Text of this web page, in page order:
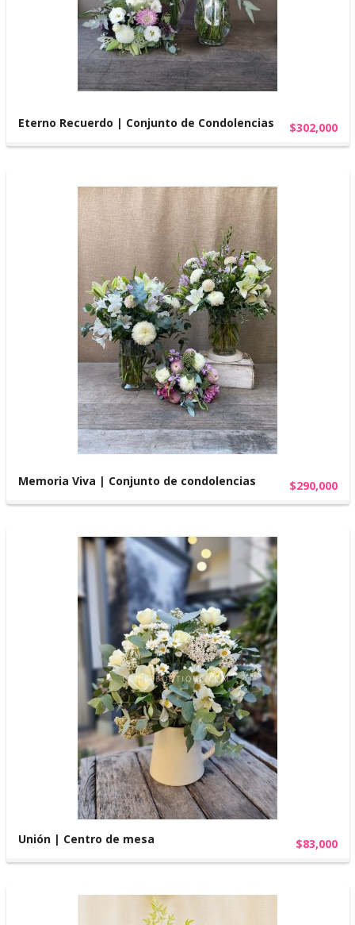
Eterno Recuerdo | Conjunto de Condolencias $302,000
Memoria Viva | Conjunto de condolencias $290,000
Unión | Centro de mesa $83,000